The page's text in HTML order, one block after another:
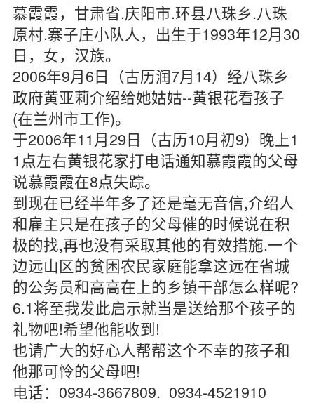
慕霞霞，甘肃省.庆阳市.环县八珠乡.八珠
原村.寨子庄小队人，出生于1993年12月30
日，女，汉族。
2006年9月6日（古历润7月14）经八珠乡
政府黄亚莉介绍给她姑姑--黄银花看孩子
(在兰州市工作)。
于2006年11月29日（古历10月初9）晚上1
1点左右黄银花家打电话通知慕霞霞的父母
说慕霞霞在8点失踪。
到现在已经半年多了还是毫无音信,介绍人
和雇主只是在孩子的父母催的时候说在积
极的找,再也没有采取其他的有效措施.一个
边远山区的贫困农民家庭能拿这远在省城
的公务员和高高在上的乡镇干部怎么样呢?
6.1将至我发此启示就当是送给那个孩子的
礼物吧!希望他能收到!
也请广大的好心人帮帮这个不幸的孩子和
他那可怜的父母吧!
电话：0934-3667809. 0934-4521910